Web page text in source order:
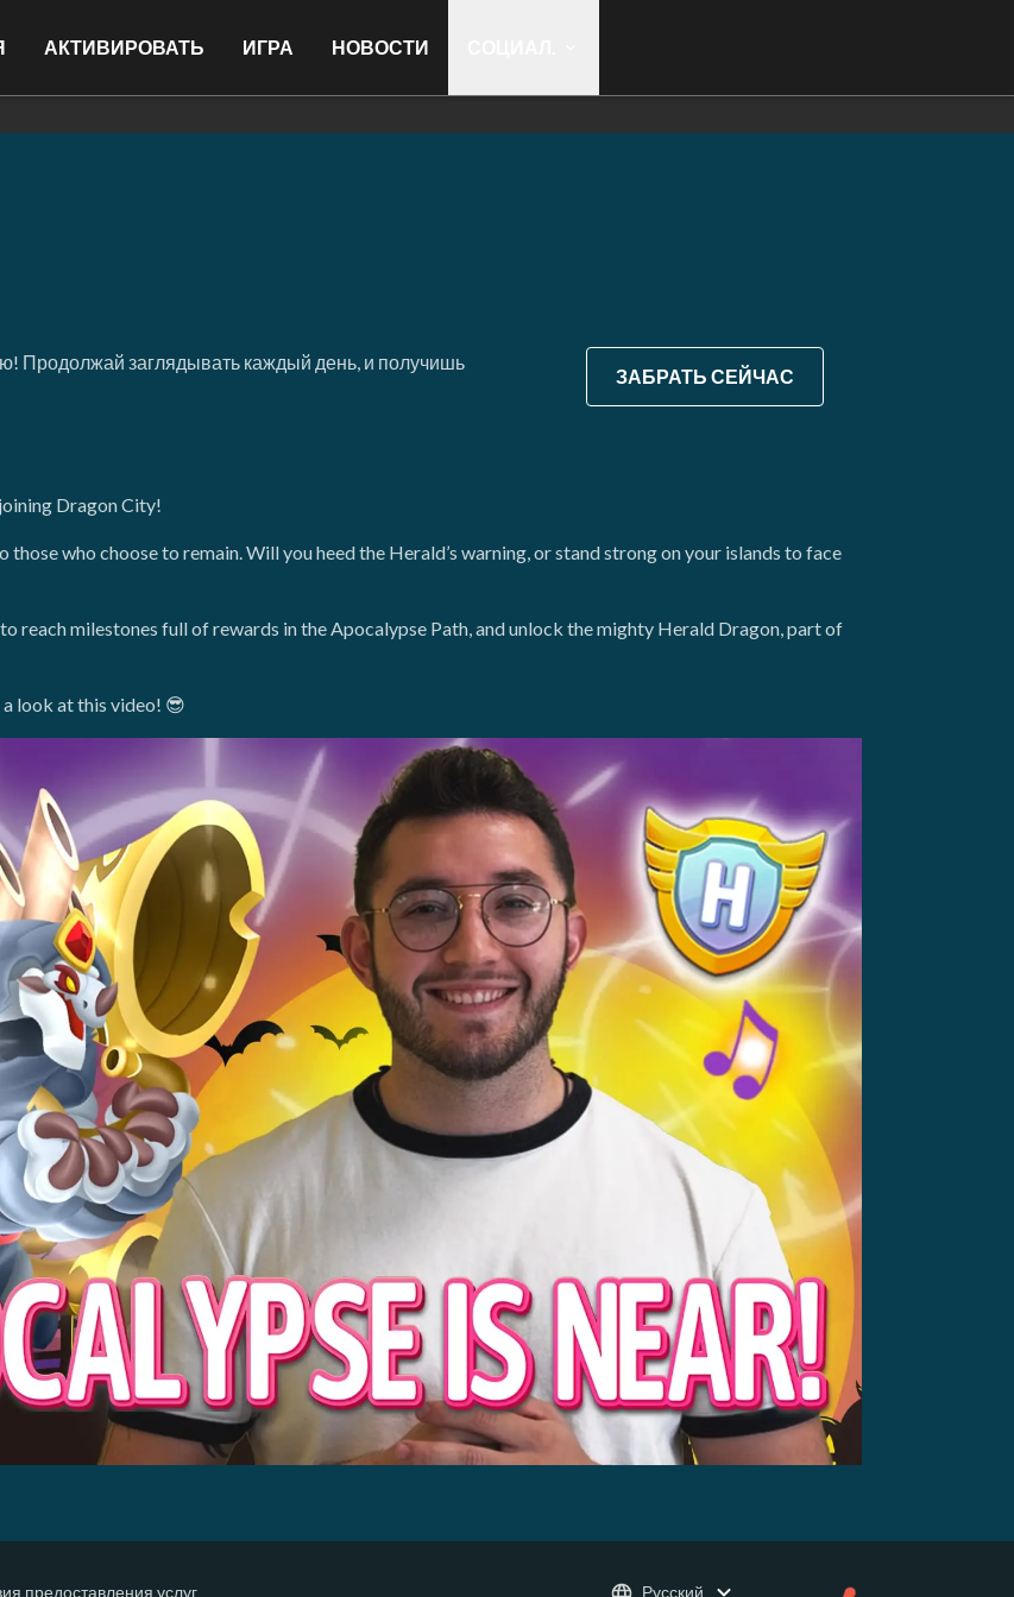
АКТИВИРОВАТЬ ИГРА НОВОСТИ
Продолжай заглядывать каждый день, и получишь
ЗАБРАТЬ СЕЙЧАС
Dragon City!
those who choose to remain. Will you heed the Herald’s warning, or stand strong on your islands to face
to reach milestones full of rewards in the Apocalypse Path, and unlock the mighty Herald Dragon, part of
look at this video! 😎
предоставления услуг Русский